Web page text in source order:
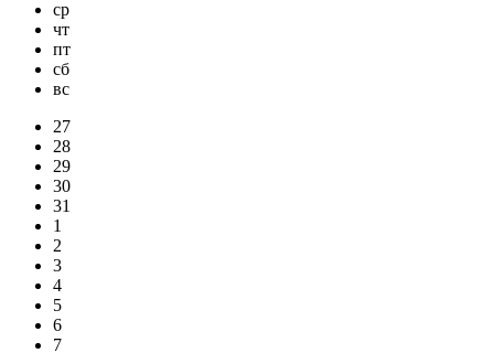
ср
чт
пт
сб
вс
27
28
29
30
31
1
2
3
4
5
6
7